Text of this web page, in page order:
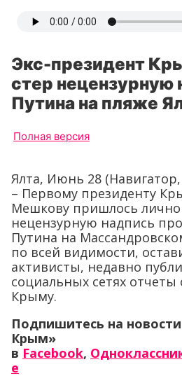
Экс-президент
стер нецензурную
Путина на пляже
Полная версия
Ялта, Июнь 28
– Первому президенту
Мешкову пришлось лично
нецензурную надпись
Путина на
по всей видимости,
активисты, недавно
социальных сетях отчеты
Крыму.
Подпишитесь на
Крым»
в Facebook,
е